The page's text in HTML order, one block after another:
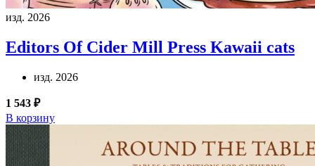
изд. 2026
Editors Of Cider Mill Press Kawaii cats
изд. 2026
1 543 ₽
В корзину